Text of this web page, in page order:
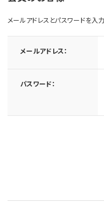
メールアドレスとパスワードを入
メールアドレス：
パスワード：